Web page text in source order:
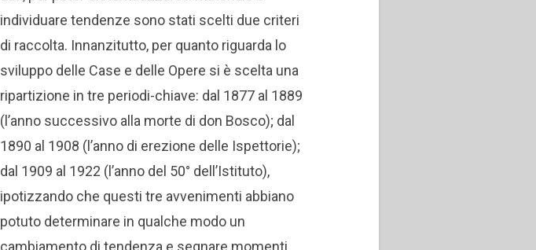
individuare tendenze sono stati scelti due criteri
di raccolta. Innanzitutto, per quanto riguarda lo
sviluppo delle Case e delle Opere si è scelta una
ripartizione in tre periodi-chiave: dal 1877 al 1889
(l’anno successivo alla morte di don Bosco); dal
1890 al 1908 (l’anno di erezione delle Ispettorie);
dal 1909 al 1922 (l’anno del 50° dell’Istituto),
ipotizzando che questi tre avvenimenti abbiano
potuto determinare in qualche modo un